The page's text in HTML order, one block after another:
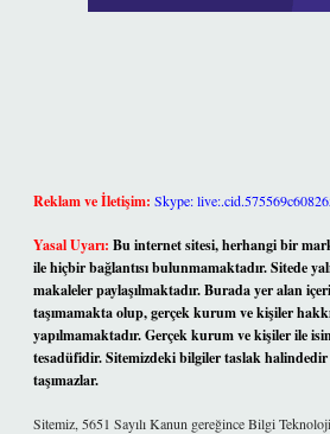
Reklam ve İletişim: Skype:
Yasal Uyarı: Bu internet sitesi, herhangi bir
ile hiçbir bağlantısı bulunmamaktadır. Sitede
makaleler paylaşılmaktadır. Burada yer alan
taşımamakta olup, gerçek kurum ve kişiler
yapılmamaktadır. Gerçek kurum ve kişiler ile
tesadüfidir. Sitemizdeki bilgiler taslak halindedir
taşımazlar.
Sitemiz, 5651 Sayılı Kanun gereğince Bilgi